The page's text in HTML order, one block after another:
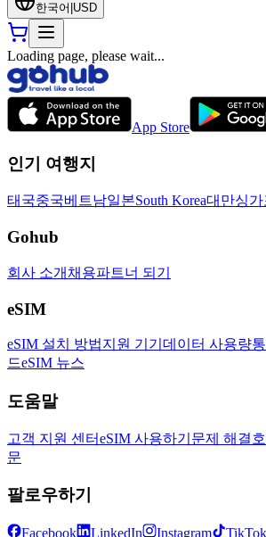
한국어 USD
Loading page, please wait...
App Store
인기 여행지
태국중국베트남일본South Korea대만싱
Gohub
회사 소개 채용파트너 되기
eSIM
eSIM 설치 방법지원 기기 데이터 사용량
드eSIM 뉴스
도움말
고객 지원 센터eSIM 사용하기 문제 해결
문
팔로우하기
Facebook LinkedIn Instagram TikTok